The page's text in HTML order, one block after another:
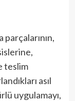
parçalarının,
teslim
asıl
uygulamayı,